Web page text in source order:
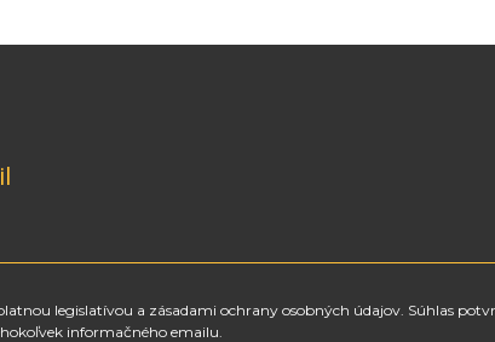
legislatívou a zásadami ochrany osobných údajov. Súhlas
informačného emailu.